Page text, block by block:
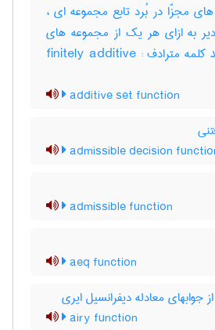
مجزّا در بُرد تابع مجموعه ای ،
به ازای هر یک از مجموعه های
واقع در اجتماع باشد کلمه مترادف : finitely additive
additive set function
admissible decision
admissible function
aeq function
جوابهای معادله دیفرانسیل ایری
airy function